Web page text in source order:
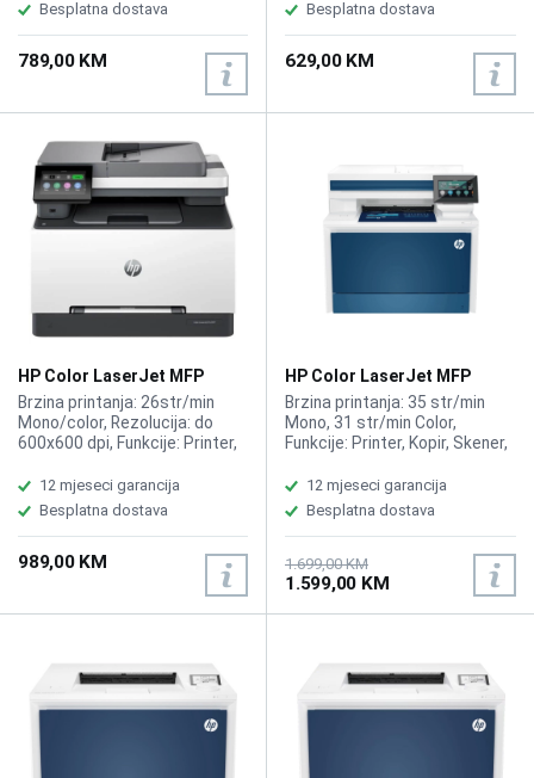
Besplatna dostava
789,00 KM
Wireless, Duplex manual,
Mjesečni ciklus: 20.000 str.,
Toner: HP 116A Original Laser
Besplatna dostava
629,00 KM
HP Color LaserJet MFP
3303fdw 499M8A
Brzina printanja: 26str/min
Mono/color, Rezolucija: do
600x600 dpi, Funkcije: Printer,
12 mjeseci garancija
Besplatna dostava
989,00 KM
HP Color LaserJet MFP
4303fdw
Brzina printanja: 35 str/min
Mono, 31 str/min Color,
Funkcije: Printer, Kopir, Skener,
LAN, WiFi, Kompatibilno sa HP
HP 230A
12 mjeseci garancija
Besplatna dostava
1.699,00 KM
1.599,00 KM